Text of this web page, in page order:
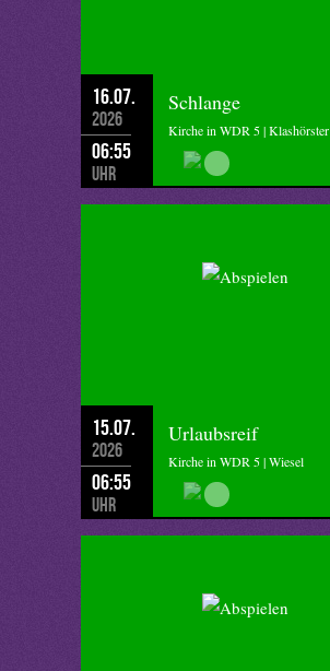
16.07.
2026
06:55
Uhr
Schlange
Kirche in WDR 5 | Klashörster
15.07.
2026
06:55
Uhr
Urlaubsreif
Kirche in WDR 5 | Wiesel